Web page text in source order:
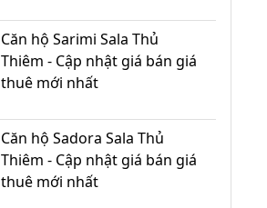
Căn hộ Sarimi Sala Thủ
Thiêm - Cập nhật giá bán giá
thuê mới nhất
Căn hộ Sadora Sala Thủ
Thiêm - Cập nhật giá bán giá
thuê mới nhất